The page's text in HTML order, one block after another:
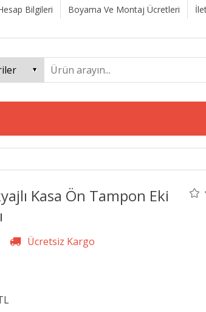
Bilgileri Boyama Ve Montaj Ücretleri
Kasa Ön Tampon Eki